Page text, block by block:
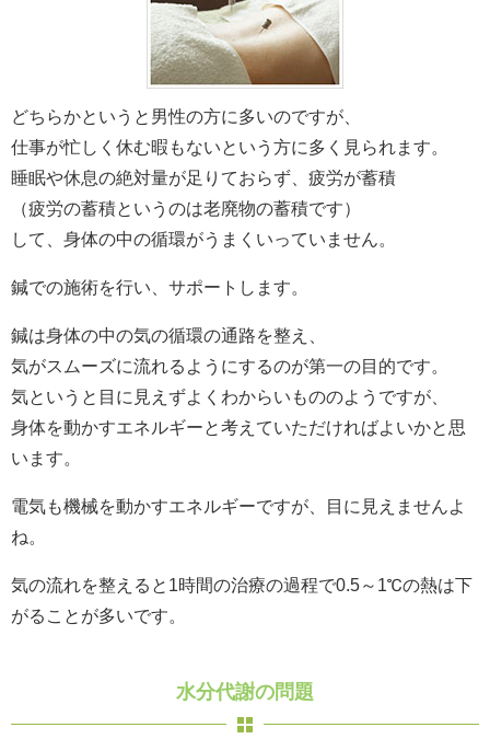
どちらかというと男性の方に多いのですが、
仕事が忙しく休む暇もないという方に多く見られます。
睡眠や休息の絶対量が足りておらず、疲労が蓄積
（疲労の蓄積というのは老廃物の蓄積です）
して、身体の中の循環がうまくいっていません。
鍼での施術を行い、サポートします。
鍼は身体の中の気の循環の通路を整え、
気がスムーズに流れるようにするのが第一の目的です。
気というと目に見えずよくわからいもののようですが、
身体を動かすエネルギーと考えていただければよいかと思
います。
電気も機械を動かすエネルギーですが、目に見えませんよ
ね。
気の流れを整えると1時間の治療の過程で0.5～1℃の熱は下
がることが多いです。
水分代謝の問題